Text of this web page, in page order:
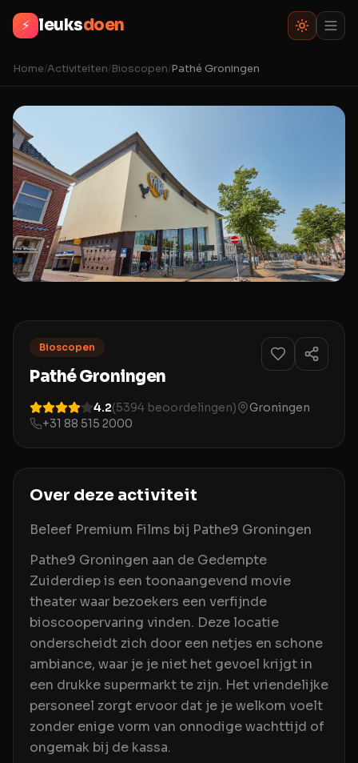
⚡ leuksdoen
Home/Activiteiten/Bioscopen/Pathé Groningen
Bioscopen
Pathé Groningen
4.2(5394 beoordelingen)
Groningen
+31 88 515 2000
Over deze activiteit
Beleef Premium Films bij Pathe9 Groningen
Pathe9 Groningen aan de Gedempte
Zuiderdiep is een toonaangevend movie
theater waar bezoekers een verfijnde
bioscoopervaring vinden. Deze locatie
onderscheidt zich door een netjes en schone
ambiance, waar je je niet het gevoel krijgt in
een drukke supermarkt te zijn. Het vriendelijke
personeel zorgt ervoor dat je je welkom voelt
zonder enige vorm van onnodige wachttijd of
ongemak bij de kassa.